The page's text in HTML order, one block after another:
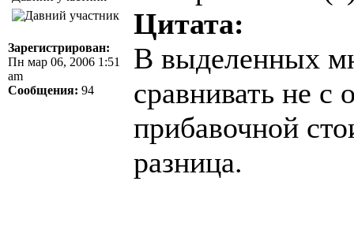
Зарегистрирован:
Пн мар 06, 2006 1:51
am
Сообщения: 94
Цитата:
В выделенных
сравнивать не с
прибавочной
разница.